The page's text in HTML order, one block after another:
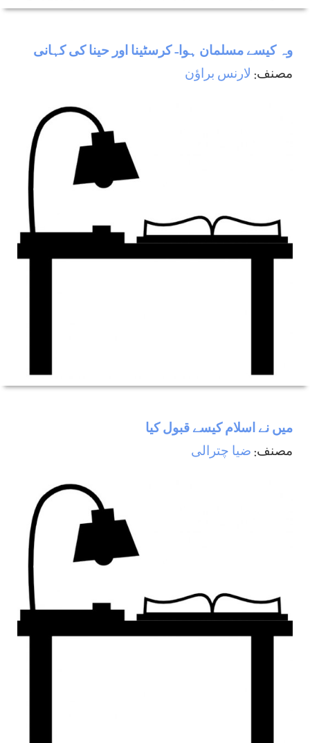
وہ كيسے مسلمان ہوا- كرسٹينا اور حينا كی كہانی
مصنف: لارنس براؤن
ميں نے اسلام كيسے قبول كيا
مصنف: ضيا چترالی